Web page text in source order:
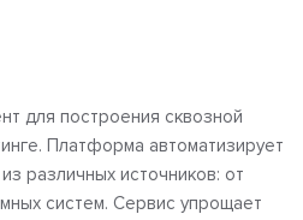
для построения сквозной
Платформа автоматизирует
различных источников: от
систем. Сервис упрощает